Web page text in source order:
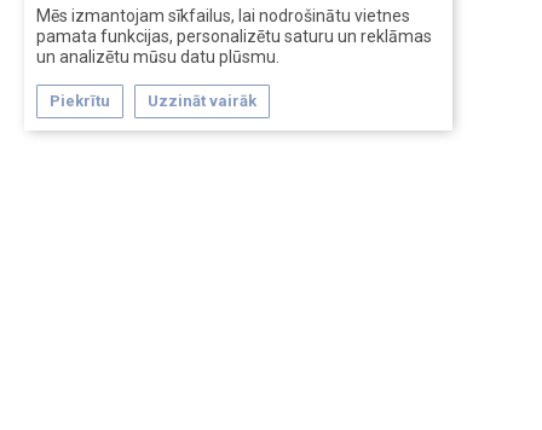
Mēs izmantojam sīkfailus, lai nodrošinātu vietnes
pamata funkcijas, personalizētu saturu un reklāmas
un analizētu mūsu datu plūsmu.
Piekrītu Uzzināt vairāk